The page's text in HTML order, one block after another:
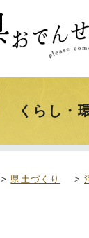
くらし・
> 県土づくり >